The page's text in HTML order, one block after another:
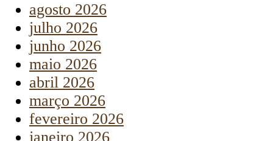
agosto 2026
julho 2026
junho 2026
maio 2026
abril 2026
março 2026
fevereiro 2026
janeiro 2026